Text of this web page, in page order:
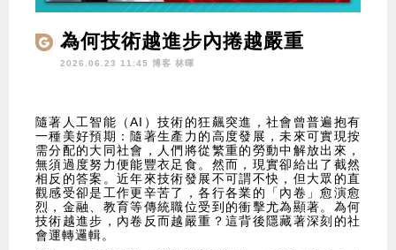
為何技術越進步內捲越嚴重
2026.06.23 11:45 博客 林暉
隨著人工智能（AI）技術的狂飆突進，社會曾普遍抱有
一種美好預期：隨著生產力的高度發展，未來可實現按
需分配的大同社會，人們將從繁重的勞動中解放出來，
無須過度努力便能豐衣足食。然而，現實卻給出了截然
相反的答案。近年來技術發展不可謂不快，但大眾的直
觀感受卻是工作更辛苦了，各行各業的「內卷」愈演愈
烈，金融、教育等傳統職位受到的衝擊尤為顯著。為何
技術越進步，內卷反而越嚴重？這背後隱藏著深刻的社
會運轉邏輯。